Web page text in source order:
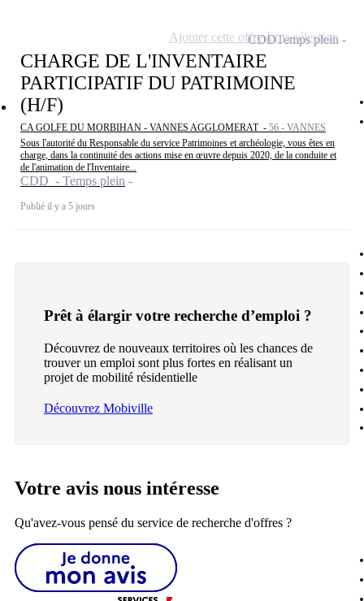
CHARGE DE L'INVENTAIRE
PARTICIPATIF DU PATRIMOINE
(H/F)
CA GOLFE DU MORBIHAN - VANNES AGGLOMERAT - 56 - VANNES
Sous l'autorité du Responsable du service Patrimoines et archéologie, vous êtes en
charge, dans la continuité des actions mise en œuvre depuis 2020, de la conduite et
de l'animation de l'Inventaire...
CDD - Temps plein
Publié il y a 5 jours
CDDTemps plein
Ajouter cette offre à ma sélection
Prêt à élargir votre recherche d’emploi ?
Découvrez de nouveaux territoires où les chances de
trouver un emploi sont plus fortes en réalisant un
projet de mobilité résidentielle
Découvrez Mobiville
Votre avis nous intéresse
Qu'avez-vous pensé du service de recherche d'offres ?